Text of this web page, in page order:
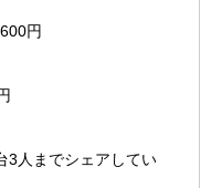
円
3人までシェアしてい